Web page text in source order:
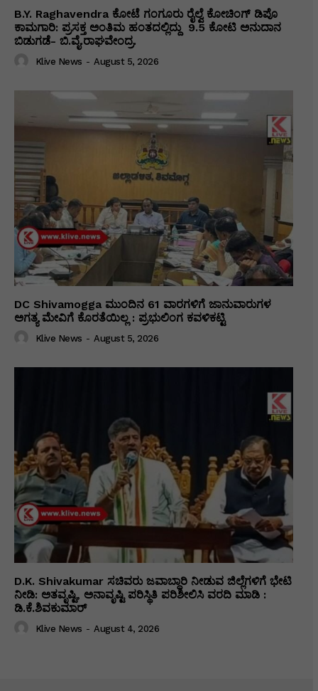
B.Y. Raghavendra ಕೋಟೆ ಗಂಗೂರು ರೈಲ್ವೆ ಕೋಚಿಂಗ್ ಡಿಪೊ
ಕಾಮಗಾರಿ: ಪ್ರಸಕ್ತ ಅಂತಿಮ ಹಂತದಲ್ಲಿದ್ದು ₹ 9.5 ಕೋಟಿ ಅನುದಾನ
ಬಿಡುಗಡೆ- ಬಿ.ವೈ.ರಾಘವೇಂದ್ರ.
Klive News - August 5, 2026
DC Shivamogga ಮುಂದಿನ 61 ವಾರಗಳಿಗೆ ಜಾನುವಾರುಗಳ
ಅಗತ್ಯ ಮೇವಿಗೆ ಕೊರತೆಯಿಲ್ಲ : ಪ್ರಭುಲಿಂಗ ಕವಳಿಕಟ್ಟಿ
Klive News - August 5, 2026
D.K. Shivakumar ಸಚಿವರು ಜವಾಬ್ದಾರಿ ನೀಡುವ ಜಿಲ್ಲೆಗಳಿಗೆ ಭೇಟಿ
ನೀಡಿ: ಅತವೃಷ್ಟಿ, ಅನಾವೃಷ್ಟಿ ಪರಿಸ್ಥಿತಿ ಪರಿಶೀಲಿಸಿ ವರದಿ ಮಾಡಿ :
ಡಿ.ಕೆ.ಶಿವಕುಮಾರ್
Klive News - August 4, 2026